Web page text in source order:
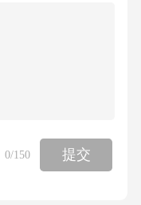
择：应选择干
好明显标识。
，防止灰尘、
0/150 提交